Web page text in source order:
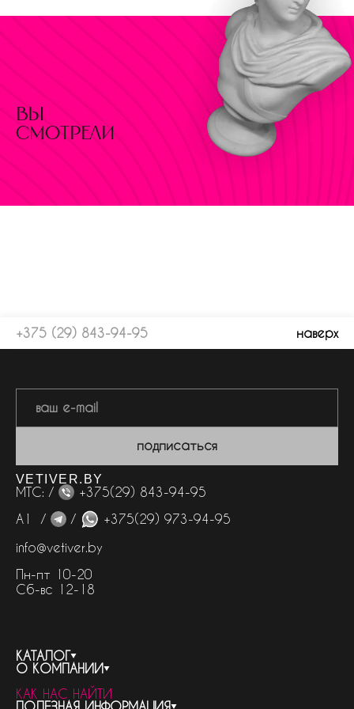
вы
смотрели
+375 (29) 843-94-95 наверх
подписаться
VETIVER.BY
МТС: /
+375(29) 843-94-95
А1 /
/
+375(29) 973-94-95
info@vetiver.by
Пн-пт 10-20
Сб-вс 12-18
КАТАЛОГ
весь каталог
бренды
О КОМПАНИИ
контакты
КАК НАС НАЙТИ
ПОЛЕЗНАЯ ИНФОРМАЦИЯ